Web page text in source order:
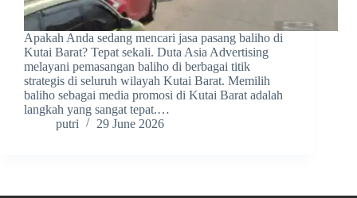
Apakah Anda sedang mencari jasa pasang baliho di
Kutai Barat? Tepat sekali. Duta Asia Advertising
melayani pemasangan baliho di berbagai titik
strategis di seluruh wilayah Kutai Barat. Memilih
baliho sebagai media promosi di Kutai Barat adalah
langkah yang sangat tepat.…
putri
29 June 2026